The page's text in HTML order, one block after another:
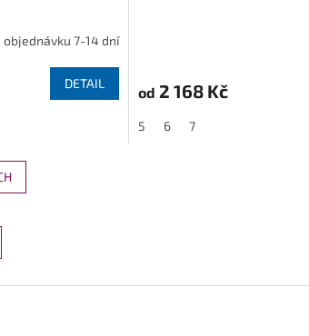
objednávku 7-14 dní
DETAIL
od 2 168 Kč
5 6 7